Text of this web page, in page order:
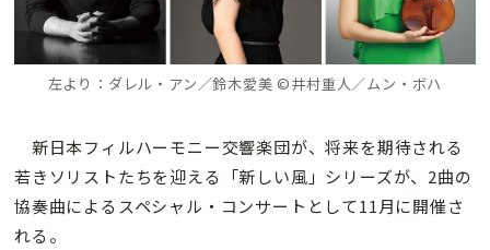
左より：ダレル・アン／鈴木愛美 ©井村重人／ムン・ボハ
新日本フィルハーモニー交響楽団が、将来を期待される
若きソリストたちを迎える「新しい風」シリーズが、2曲の
協奏曲によるスペシャル・コンサートとして11月に開催さ
れる。